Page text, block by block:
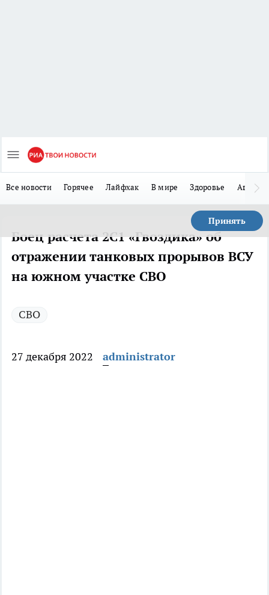
Все новости Горячее Лайфхак В мире Здоровье Авто
Принять
Боец расчета 2С1 «Гвоздика» об
отражении танковых прорывов ВСУ
на южном участке СВО
СВО
27 декабря 2022 administrator